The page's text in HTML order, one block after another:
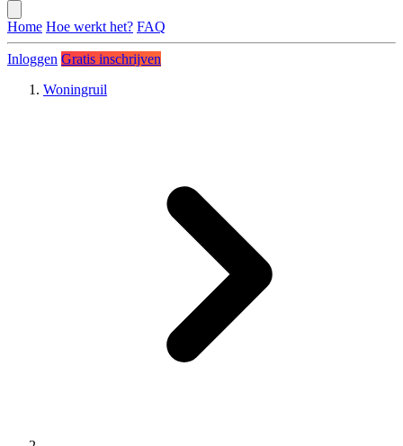
Home Hoe werkt het? FAQ
Inloggen Gratis inschrijven
Woningruil